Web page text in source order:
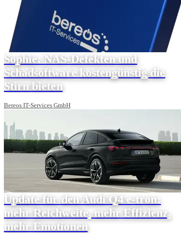
Sophie: NAS-Defekten und
Schadsoftware kostengünstig die
Stirn bieten
Bereos IT-Services GmbH
Update für den Audi Q4 e-tron:
mehr Reichweite, mehr Effizienz,
mehr Emotionen